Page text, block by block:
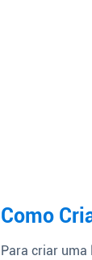
Como
Para criar uma